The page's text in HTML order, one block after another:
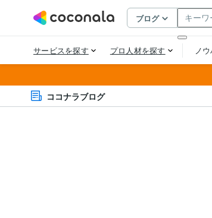
ココナラブログ